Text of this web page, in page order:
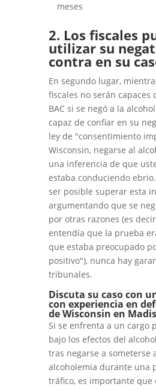
meses
2. Los fiscales
utilizar su
contra en su
En segundo lugar,
fiscales no serán capaces
BAC si se negó a la
capaz de confiar en su
ley de "consentimiento
Wisconsin, negarse al
una inferencia de que
estaba conduciendo
ser posible superar esta
argumentando que se
por otras razones (es
entendía que la prueba
que estaba preocupado
positivo"), nunca hay
tribunales.
Discuta su caso con
con experiencia en
de Wisconsin en
Si se enfrenta a un cargo
bajo los efectos del
tras negarse a someterse
alcoholemia durante una
tráfico, es importante que